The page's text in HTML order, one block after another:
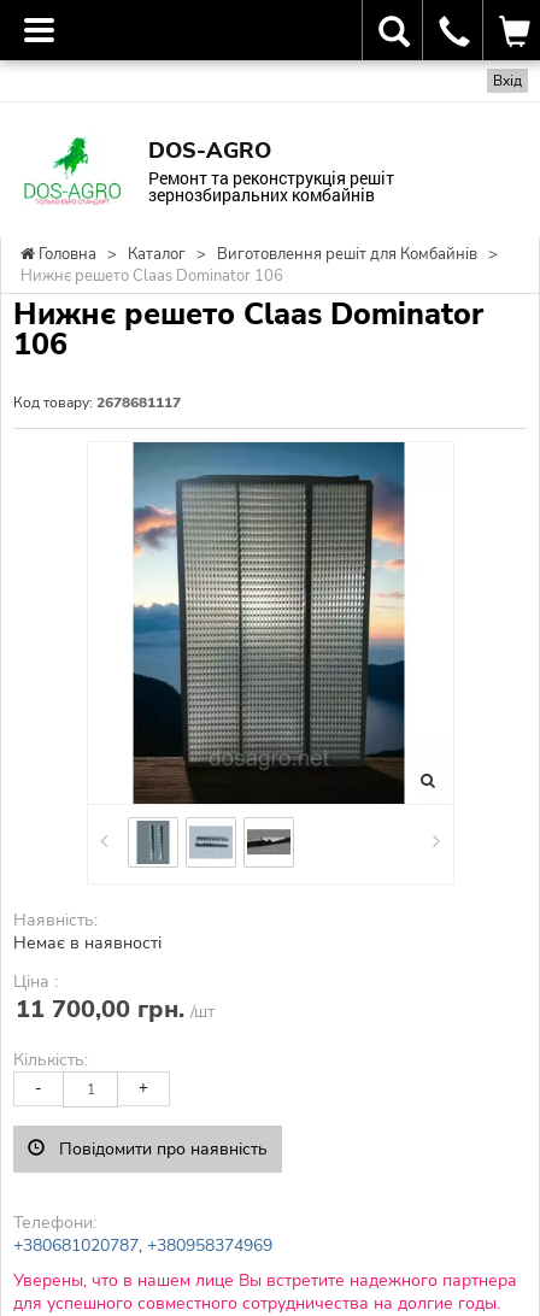
Вхід
DOS-AGRO
Ремонт та реконструкція решіт
зернозбиральних комбайнів
Головна > Каталог > Виготовлення решіт для Комбайнів >
Нижнє решето Claas Dominator 106
Нижнє решето Claas Dominator
106
Код товару: 2678681117
Наявність:
Немає в наявності
Ціна :
11 700,00 грн. /шт
Кількість:
- +
Повідомити про наявність
Телефони:
+380681020787, +380958374969
Уверены, что в нашем лице Вы встретите надежного партнера
для успешного совместного сотрудничества на долгие годы.